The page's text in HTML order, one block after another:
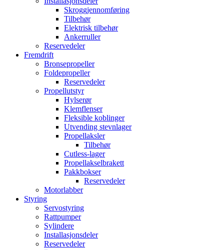
Skroggjennomføring
Tilbehør
Elektrisk tilbehør
Ankerruller
Reservedeler
Fremdrift
Bronsepropeller
Foldepropeller
Reservedeler
Propellutstyr
Hylserør
Klemflenser
Fleksible koblinger
Utvending stevnlager
Propellaksler
Tilbehør
Cutless-lager
Propellakselbrakett
Pakkbokser
Reservedeler
Motorlabber
Styring
Servostyring
Rattpumper
Sylindere
Installasjonsdeler
Reservedeler